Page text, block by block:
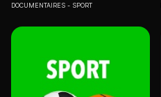
DOCUMENTAIRES SPORT